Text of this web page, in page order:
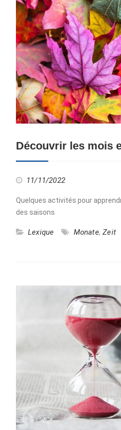
Découvrir les mois
11/11/2022
Quelques activités pour
des saisons
Lexique Monate,Zeit